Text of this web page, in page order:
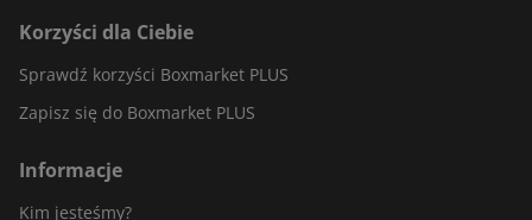
Korzyści dla Ciebie
Sprawdź korzyści Boxmarket PLUS
Zapisz się do Boxmarket PLUS
Informacje
Kim jesteśmy?